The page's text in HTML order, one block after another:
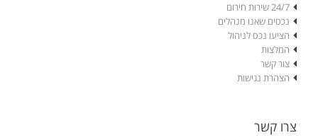
24/7 שירות חירום
נכסים שאנו מנהלים
הציעו נכס לניהול
המלצות
צור קשר
הצהרת נגישות
צרו קשר